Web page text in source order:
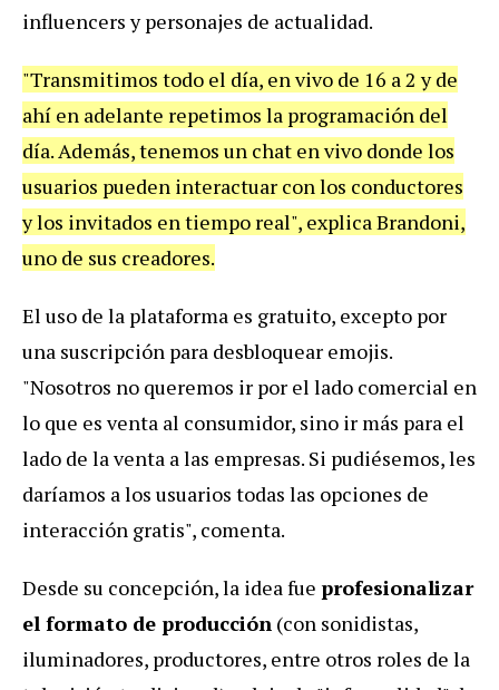
influencers y personajes de actualidad.
"Transmitimos todo el día, en vivo de 16 a 2 y de
ahí en adelante repetimos la programación del
día. Además, tenemos un chat en vivo donde los
usuarios pueden interactuar con los conductores
y los invitados en tiempo real", explica Brandoni,
uno de sus creadores.
El uso de la plataforma es gratuito, excepto por
una suscripción para desbloquear emojis.
"Nosotros no queremos ir por el lado comercial en
lo que es venta al consumidor, sino ir más para el
lado de la venta a las empresas. Si pudiésemos, les
daríamos a los usuarios todas las opciones de
interacción gratis", comenta.
Desde su concepción, la idea fue profesionalizar
el formato de producción (con sonidistas,
iluminadores, productores, entre otros roles de la